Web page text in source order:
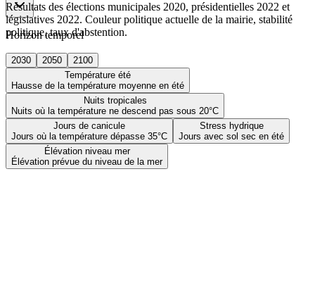
Horizon temporel
2030 2050
2100
Température été
Hausse de la température moyenne en été
Nuits tropicales
Nuits où la température ne descend pas sous 20°C
Jours de canicule
Jours où la température dépasse 35°C
Stress hydrique
Jours avec sol sec en été
Élévation niveau mer
Élévation prévue du niveau de la mer
Résultats des élections municipales 2020, présidentielles 2022 et
législatives 2022. Couleur politique actuelle de la mairie, stabilité
politique, taux d'abstention.